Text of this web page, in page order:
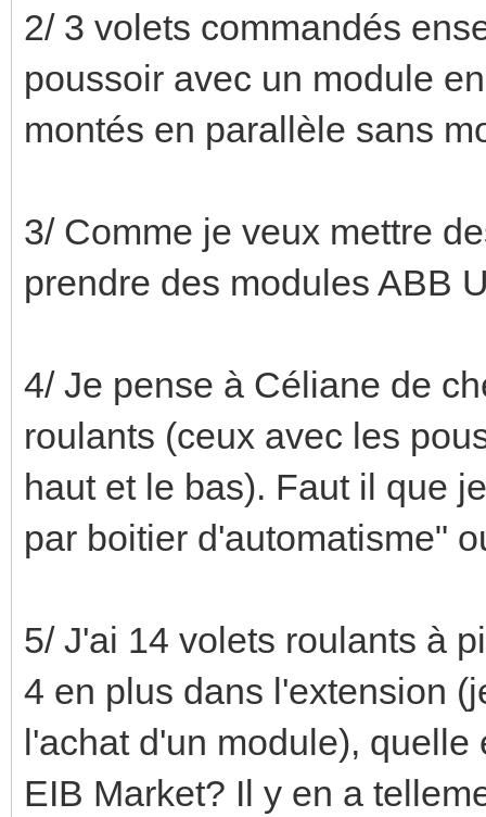
2/ 3 volets commandés
poussoir avec un module
montés en parallèle sans
3/ Comme je veux mettre
prendre des modules ABB
4/ Je pense à Céliane de
roulants (ceux avec les
haut et le bas). Faut il que
par boitier d'automatisme"
5/ J'ai 14 volets roulants à
4 en plus dans l'extension
l'achat d'un module),
EIB Market? Il y en a